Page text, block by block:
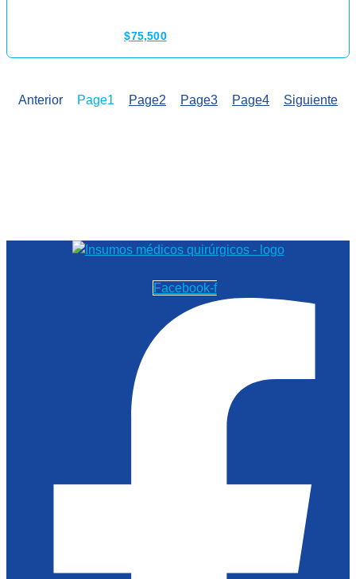
$75,500
Anterior Page1 Page2 Page3 Page4 Siguiente
Facebook-f